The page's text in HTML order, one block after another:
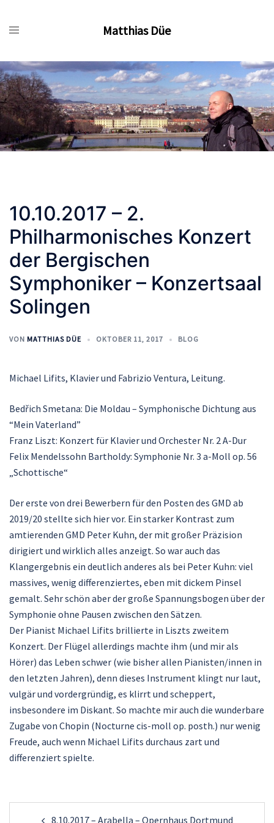
Inhalt
Matthias Düe
10.10.2017 – 2.
Philharmonisches Konzert
der Bergischen
Symphoniker – Konzertsaal
Solingen
VON MATTHIAS DÜE OKTOBER 11, 2017 BLOG
Michael Lifits, Klavier und Fabrizio Ventura, Leitung.
Bedřich Smetana: Die Moldau – Symphonische Dichtung aus
“Mein Vaterland”
Franz Liszt: Konzert für Klavier und Orchester Nr. 2 A-Dur
Felix Mendelssohn Bartholdy: Symphonie Nr. 3 a-Moll op. 56
„Schottische“
Der erste von drei Bewerbern für den Posten des GMD ab
2019/20 stellte sich hier vor. Ein starker Kontrast zum
amtierenden GMD Peter Kuhn, der mit großer Präzision
dirigiert und wirklich alles anzeigt. So war auch das
Klangergebnis ein deutlich anderes als bei Peter Kuhn: viel
massives, wenig differenziertes, eben mit dickem Pinsel
gemalt. Sehr schön aber der große Spannungsbogen über der
Symphonie ohne Pausen zwischen den Sätzen.
Der Pianist Michael Lifits brillierte in Liszts zweitem
Konzert. Der Flügel allerdings machte ihm (und mir als
Hörer) das Leben schwer (wie bisher allen Pianisten/innen in
den letzten Jahren), denn dieses Instrument klingt nur laut,
vulgär und vordergründig, es klirrt und scheppert,
insbesondere im Diskant. So machte mir auch die wunderbare
Zugabe von Chopin (Nocturne cis-moll op. posth.) nur wenig
Freude, auch wenn Michael Lifits durchaus zart und
differenziert spielte.
8.10.2017 – Arabella – Opernhaus Dortmund